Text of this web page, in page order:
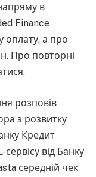
в
Finance
оплату, а про
Про повторні
розповів
з розвитку
Кредит
від Банку
середній чек